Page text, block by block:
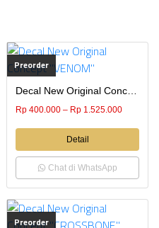
Preorder
Rp 400.000 – Rp 1.525.000
Detail
Chat di WhatsApp
Preorder